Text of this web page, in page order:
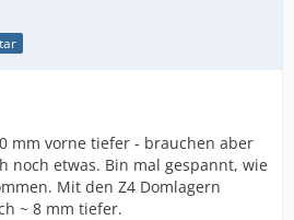
mm vorne tiefer - brauchen aber
noch etwas. Bin mal gespannt, wie
Mit den Z4 Domlagern
~ 8 mm tiefer.